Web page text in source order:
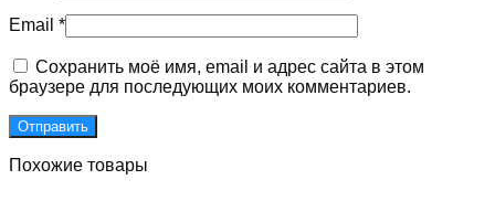
Email *
Сохранить моё имя, email и адрес сайта в этом
браузере для последующих моих комментариев.
Похожие товары